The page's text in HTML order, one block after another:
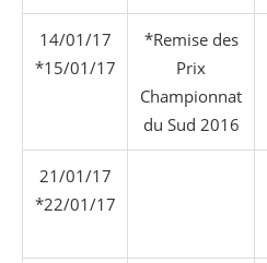
14/01/17
*15/01/17
*Remise des
Prix
Championnat
du Sud 2016
21/01/17
*22/01/17